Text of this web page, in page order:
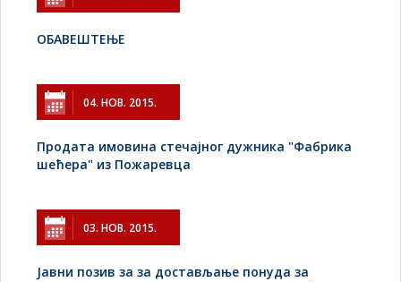
ОБАВЕШТЕЊЕ
04. НОВ. 2015.
Продата имовина стечајног дужника "Фабрика
шећера" из Пожаревца
03. НОВ. 2015.
Јавни позив за за достављање понуда за